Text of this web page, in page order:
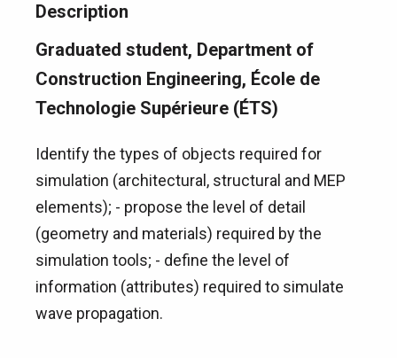
Description
Graduated student, Department of
Construction Engineering, École de
Technologie Supérieure (ÉTS)
Identify the types of objects required for
simulation (architectural, structural and MEP
elements); - propose the level of detail
(geometry and materials) required by the
simulation tools; - define the level of
information (attributes) required to simulate
wave propagation.